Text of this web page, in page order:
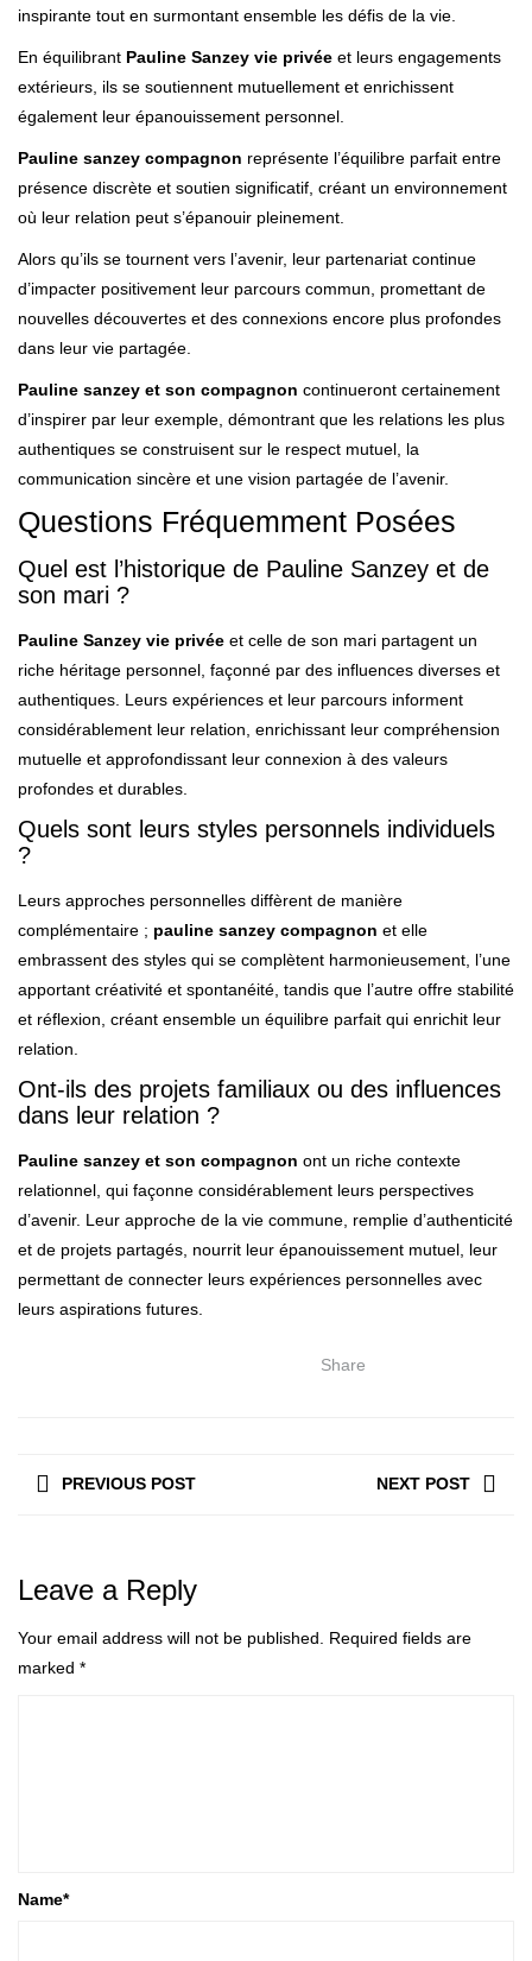
inspirante tout en surmontant ensemble les défis de la vie.
En équilibrant Pauline Sanzey vie privée et leurs engagements
extérieurs, ils se soutiennent mutuellement et enrichissent
également leur épanouissement personnel.
Pauline sanzey compagnon représente l’équilibre parfait entre
présence discrète et soutien significatif, créant un environnement
où leur relation peut s’épanouir pleinement.
Alors qu’ils se tournent vers l’avenir, leur partenariat continue
d’impacter positivement leur parcours commun, promettant de
nouvelles découvertes et des connexions encore plus profondes
dans leur vie partagée.
Pauline sanzey et son compagnon continueront certainement
d’inspirer par leur exemple, démontrant que les relations les plus
authentiques se construisent sur le respect mutuel, la
communication sincère et une vision partagée de l’avenir.
Questions Fréquemment Posées
Quel est l’historique de Pauline Sanzey et de
son mari ?
Pauline Sanzey vie privée et celle de son mari partagent un
riche héritage personnel, façonné par des influences diverses et
authentiques. Leurs expériences et leur parcours informent
considérablement leur relation, enrichissant leur compréhension
mutuelle et approfondissant leur connexion à des valeurs
profondes et durables.
Quels sont leurs styles personnels individuels
?
Leurs approches personnelles diffèrent de manière
complémentaire ; pauline sanzey compagnon et elle
embrassent des styles qui se complètent harmonieusement, l’une
apportant créativité et spontanéité, tandis que l’autre offre stabilité
et réflexion, créant ensemble un équilibre parfait qui enrichit leur
relation.
Ont-ils des projets familiaux ou des influences
dans leur relation ?
Pauline sanzey et son compagnon ont un riche contexte
relationnel, qui façonne considérablement leurs perspectives
d’avenir. Leur approche de la vie commune, remplie d’authenticité
et de projets partagés, nourrit leur épanouissement mutuel, leur
permettant de connecter leurs expériences personnelles avec
leurs aspirations futures.
Share
PREVIOUS POST NEXT POST
Leave a Reply
Your email address will not be published.
Required fields are
marked *
Name*